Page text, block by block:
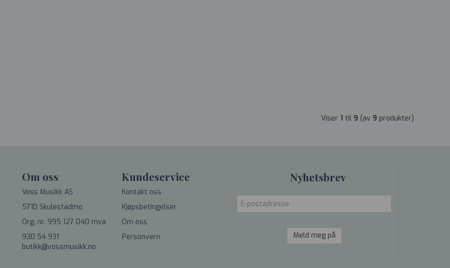
Viser 1 til 9 (av 9 produkter)
Om oss
Voss Musikk AS
5710 Skulestadmo
Org. nr. 995 127 040 mva
930 54 931
butikk@vossmusikk.no
Kundeservice
Kontakt oss
Kjøpsbetingelser
Om oss
Personvern
Nyhetsbrev
Meld meg på